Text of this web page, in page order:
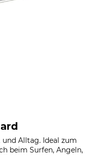
Alltag. Ideal zum
beim Surfen, Angeln,